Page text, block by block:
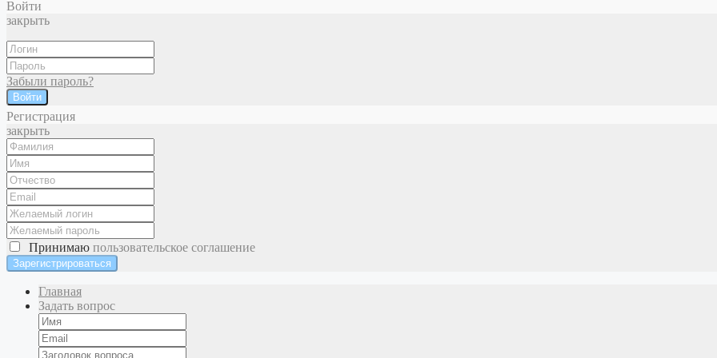
Войти
закрыть
Забыли пароль?
Войти
Регистрация
закрыть
Принимаю пользовательское соглашение
Главная
Задать вопрос